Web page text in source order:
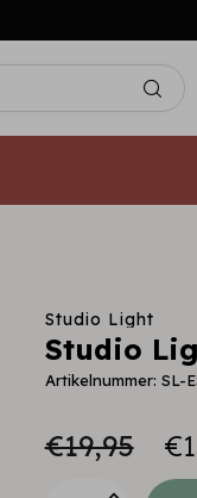
Studio Light
Studio
Artikelnummer: SL-
€19,95